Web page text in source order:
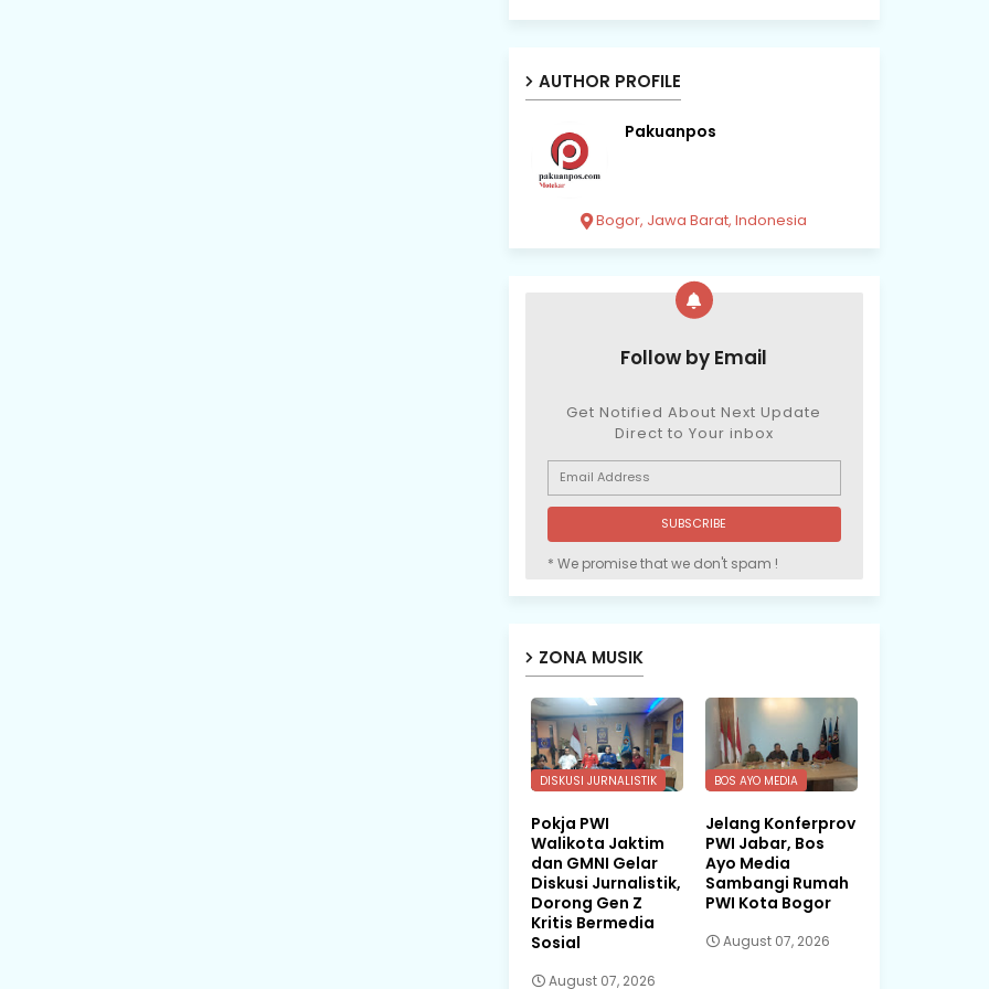
AUTHOR PROFILE
Pakuanpos
Bogor, Jawa Barat, Indonesia
Follow by Email
Get Notified About Next Update
Direct to Your inbox
* We promise that we don't spam !
ZONA MUSIK
DISKUSI JURNALISTIK
Pokja PWI
Walikota Jaktim
dan GMNI Gelar
Diskusi Jurnalistik,
Dorong Gen Z
Kritis Bermedia
Sosial
August 07, 2026
BOS AYO MEDIA
Jelang Konferprov
PWI Jabar, Bos
Ayo Media
Sambangi Rumah
PWI Kota Bogor
August 07, 2026